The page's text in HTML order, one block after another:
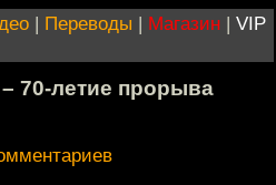
| Переводы | Магазин | VIP
70-летие прорыва